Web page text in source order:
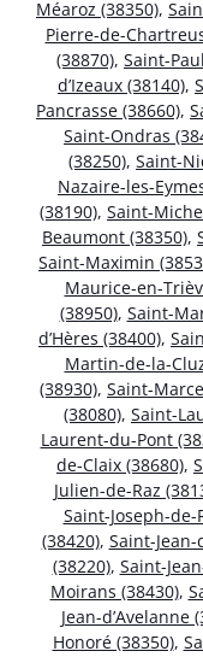
Méaroz (38350),
Pierre-de-
(38870), Saint-
d’Izeaux (38140),
Pancrasse (38660),
Saint-Ondras
(38250), Saint-
Nazaire-les-
(38190), Saint-
Beaumont (38350),
Saint-Maximin
Maurice-en-
(38950), Saint-
d’Hères (38400),
Martin-de-la-
(38930), Saint-
(38080), Saint-
Laurent-du-Pont
de-Claix (38680),
Julien-de-Raz
Saint-Joseph-de-
(38420), Saint-Jean-
(38220), Saint-
Moirans (38430),
Jean-d’Avelanne
Honoré (38350),